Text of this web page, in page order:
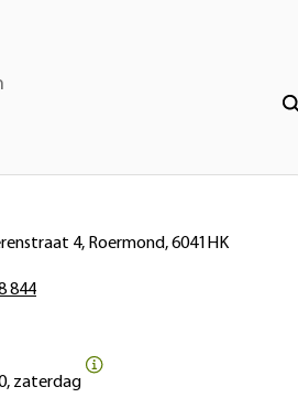
4, Roermond, 6041HK
844
zaterdag